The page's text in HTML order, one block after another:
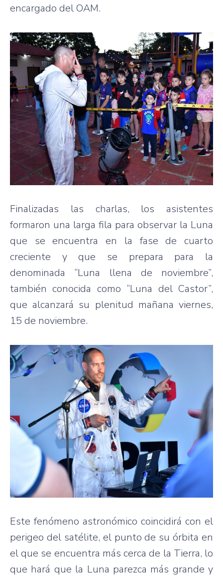
encargado del OAM.
Finalizadas las charlas, los asistentes
formaron una larga fila para observar la Luna
que se encuentra en la fase de cuarto
creciente y que se prepara para la
denominada “Luna llena de noviembre”,
también conocida como “Luna del Castor”,
que alcanzará su plenitud mañana viernes,
15 de noviembre.
Este fenómeno astronómico coincidirá con el
perigeo del satélite, el punto de su órbita en
el que se encuentra más cerca de la Tierra, lo
que hará que la Luna parezca más grande y